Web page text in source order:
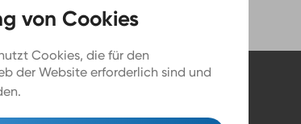
Cookies, die für den
der Website erforderlich sind und